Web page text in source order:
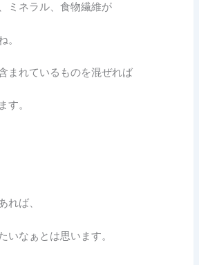
ミネラル、食物繊維が
。
まれているものを混ぜれば
す。
れば、
いなぁとは思います。